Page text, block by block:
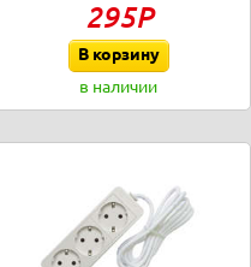
295Р
В корзину
в наличии